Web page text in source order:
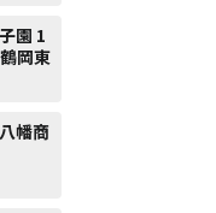
園 1
岡東
幡商